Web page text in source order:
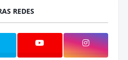
REDES